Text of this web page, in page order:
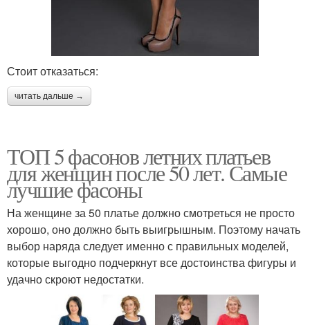
Стоит отказаться:
читать дальше →
ТОП 5 фасонов летних платьев
для женщин после 50 лет. Самые
лучшие фасоны
На женщине за 50 платье должно смотреться не просто
хорошо, оно должно быть выигрышным. Поэтому начать
выбор наряда следует именно с правильных моделей,
которые выгодно подчеркнут все достоинства фигуры и
удачно скроют недостатки.